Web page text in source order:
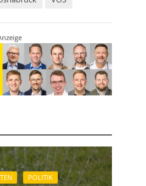
POLITIK